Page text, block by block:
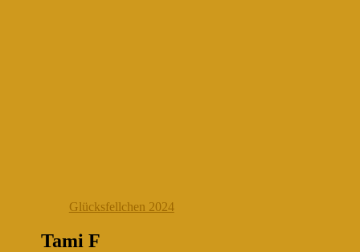
Glücksfellchen 2024
Tami F